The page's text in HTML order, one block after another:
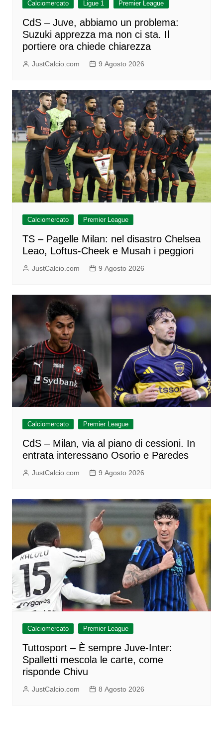
Calciomercato Ligue 1 Premier League
CdS – Juve, abbiamo un problema:
Suzuki apprezza ma non ci sta. Il
portiere ora chiede chiarezza
JustCalcio.com 9 Agosto 2026
Calciomercato Premier League
TS – Pagelle Milan: nel disastro Chelsea
Leao, Loftus-Cheek e Musah i peggiori
JustCalcio.com 9 Agosto 2026
Calciomercato Premier League
CdS – Milan, via al piano di cessioni. In
entrata interessano Osorio e Paredes
JustCalcio.com 9 Agosto 2026
Calciomercato Premier League
Tuttosport – È sempre Juve-Inter:
Spalletti mescola le carte, come
risponde Chivu
JustCalcio.com 8 Agosto 2026